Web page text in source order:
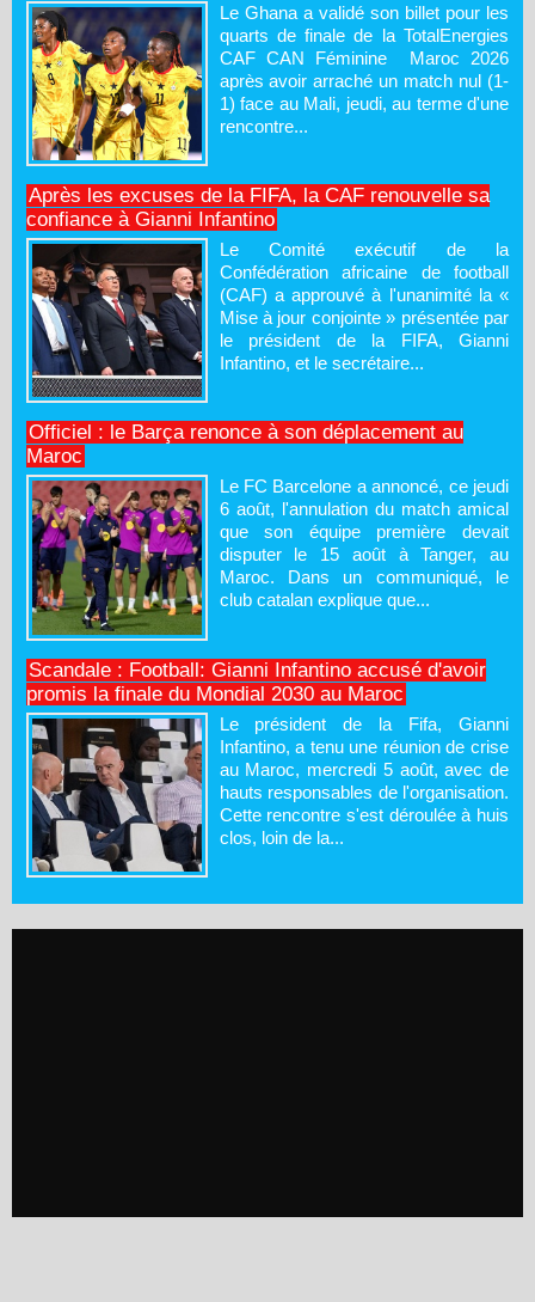
Le Ghana a validé son billet pour les
quarts de finale de la TotalEnergies
CAF CAN Féminine Maroc 2026
après avoir arraché un match nul (1-
1) face au Mali, jeudi, au terme d'une
rencontre...
Après les excuses de la FIFA, la CAF renouvelle sa
confiance à Gianni Infantino
Le Comité exécutif de la
Confédération africaine de football
(CAF) a approuvé à l'unanimité la «
Mise à jour conjointe » présentée par
le président de la FIFA, Gianni
Infantino, et le secrétaire...
Officiel : le Barça renonce à son déplacement au
Maroc
Le FC Barcelone a annoncé, ce jeudi
6 août, l'annulation du match amical
que son équipe première devait
disputer le 15 août à Tanger, au
Maroc. Dans un communiqué, le
club catalan explique que...
Scandale : Football: Gianni Infantino accusé d'avoir
promis la finale du Mondial 2030 au Maroc
Le président de la Fifa, Gianni
Infantino, a tenu une réunion de crise
au Maroc, mercredi 5 août, avec de
hauts responsables de l'organisation.
Cette rencontre s'est déroulée à huis
clos, loin de la...